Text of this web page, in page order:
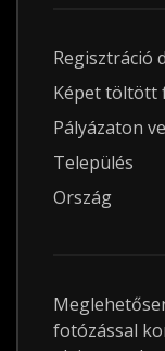
Regisztráció
Képet töltött
Pályázaton
Település
Ország
fotózással